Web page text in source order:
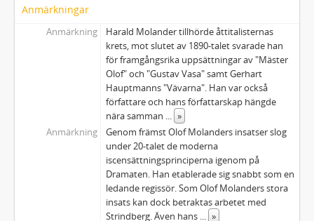
26a:64 - THEATRE IN SWEDEN. LE THÉATRE EN SUÈDE: World Theatre. Vol. IV.2
26a:65 - Torsslow, Stig: TEATERN SOM OFFENTLIGT NÖJE
27 - Pressklipp
27a - DEKOR, Tavla: Tre konungars tillbedjan. Per Falk
27b - AFFISCH: Det Norske Teatret - Spöksonaten. (Olof Molander var gästregissör på DNT i Oslo 1953. Spöksonaten framfördes på nynorsk enligt Gunnar Ollén.)
27c - Nothäften: 1. FÖRKLÄDD GUD. Hjalmar Gullberg, Lars-Erik Larsson, 1941 / 2. FÖRKLÄDD GUD, DISGUISED GOD / 3. MEDEA. Hjalmar Gullberg, Hilding Rosenberg
28 - Fotografier
29 - Olof Molanders släktforskning fortsatt av Hans Harald Molander
Korrespondens Hans Harald Molander
33 - Diverse rörande Olof Molanders dödsbo
Korrespondens Lydia Molander, född Wessler (1851-1928)
36 - Johan Molander (1824-1883), överläkare
37 - Augusta Molander, född Dybeck (1833-1898)
Anmärkningar
Anmärkning
Harald Molander tillhörde åttitalisternas
krets, mot slutet av 1890-talet svarade han
för framgångsrika uppsättningar av "Mäster
Olof" och "Gustav Vasa" samt Gerhart
Hauptmanns "Vävarna". Han var också
författare och hans författarskap hängde
nära samman ... »
Anmärkning
Genom främst Olof Molanders insatser slog
under 20-talet de moderna
iscensättningsprinciperna igenom på
Dramaten. Han etablerade sig snabbt som en
ledande regissör. Som Olof Molanders stora
insats kan dock betraktas arbetet med
Strindberg. Även hans ... »